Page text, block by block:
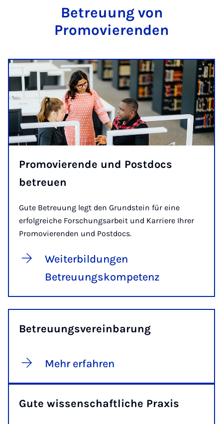
Betreuung von
Promovierenden
Promovierende und Postdocs
betreuen
Gute Betreuung legt den Grundstein für eine
erfolgreiche Forschungsarbeit und Karriere Ihrer
Promovierenden und Postdocs.
Weiterbildungen
Betreuungskompetenz
Betreuungsvereinbarung
Mehr erfahren
Gute wissenschaftliche Praxis